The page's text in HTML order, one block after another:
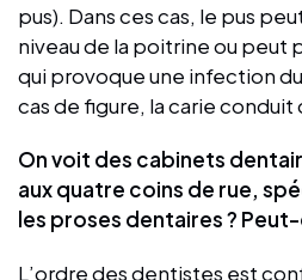
pus). Dans ces cas, le pus
niveau de la poitrine ou peut
qui provoque une infection
cas de figure, la carie
On voit des cabinets
aux quatre coins de rue,
les proses dentaires ?
L’ordre des dentistes est